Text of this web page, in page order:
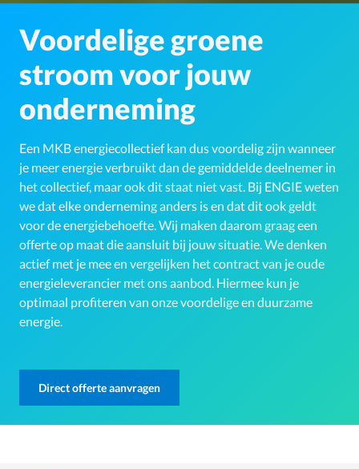
Voordelige groene
stroom voor jouw
onderneming
Een MKB energiecollectief kan dus voordelig zijn wanneer
je meer energie verbruikt dan de gemiddelde deelnemer in
het collectief, maar ook dit staat niet vast. Bij ENGIE weten
we dat elke onderneming anders is en dat dit ook geldt
voor de energiebehoefte. Wij maken daarom graag een
offerte op maat die aansluit bij jouw situatie. We denken
actief met je mee en vergelijken het contract van je oude
energieleverancier met ons aanbod. Hiermee kun je
optimaal profiteren van onze voordelige en duurzame
energie.
Direct offerte aanvragen